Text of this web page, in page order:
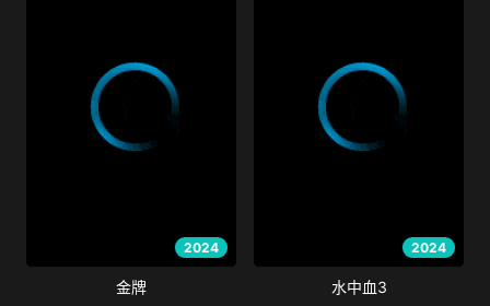
2024
金牌
2024
水中血3